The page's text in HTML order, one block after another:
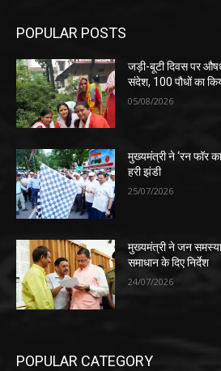
POPULAR POSTS
जड़ी-बूटी दिवस पर
संदेश, 100 पौधों का
05/08/2026
मुख्यमंत्री ने ‘रन फॉर
हरी झंडी
25/07/2026
मुख्यमंत्री ने जन
समाधान के दिए निर्देश
24/07/2026
POPULAR CATEGORY